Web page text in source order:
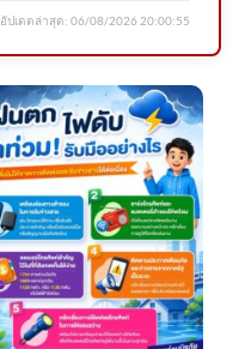
อัปเดตล่าสุด: 06/08/2026 20:00:55